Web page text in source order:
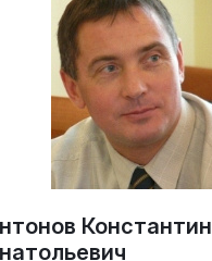
Константин